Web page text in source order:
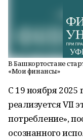
В Башкортостане
«Мои финансы»
С 19 ноября 2025
реализуется VII
потребление»,
осознанного